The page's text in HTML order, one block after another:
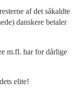
af det såkaldte
danskere betaler
m.fl. har for dårlige
elite!